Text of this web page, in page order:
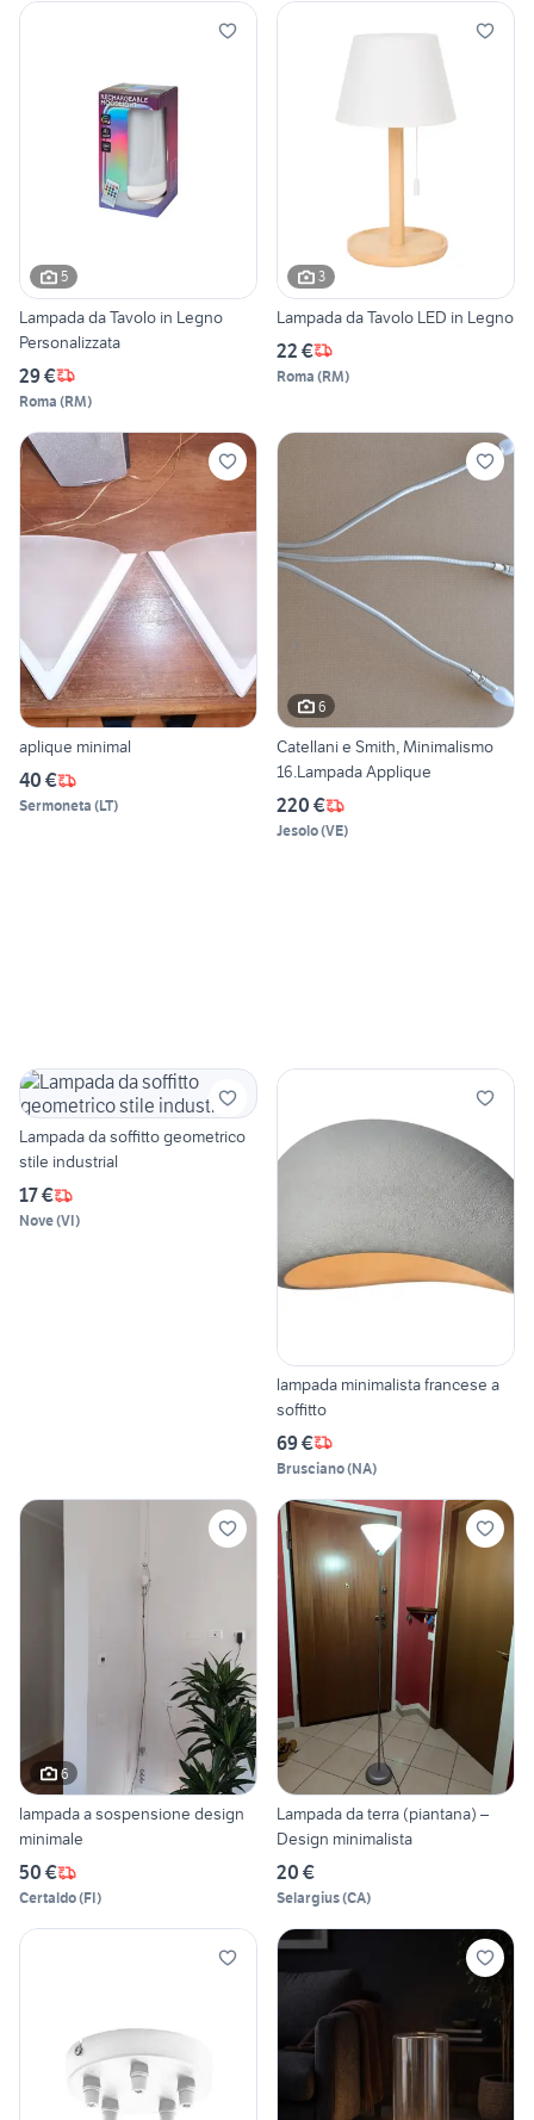
5
Lampada da Tavolo in Legno
Personalizzata
29 €
Roma (RM)
3
Lampada da Tavolo LED in Legno
22 €
Roma (RM)
aplique minimal
40 €
Sermoneta (LT)
6
Catellani e Smith, Minimalismo
16.Lampada Applique
220 €
Jesolo(VE)
Lampada da soffitto geometrico
stile industrial
17 €
Nove(VI)
lampada minimalista francese a
soffitto
69 €
Brusciano(NA)
6
lampada a sospensione design
minimale
50 €
Certaldo(FI)
Lampada da terra (piantana) –
Design minimalista
20 €
Selargius(CA)